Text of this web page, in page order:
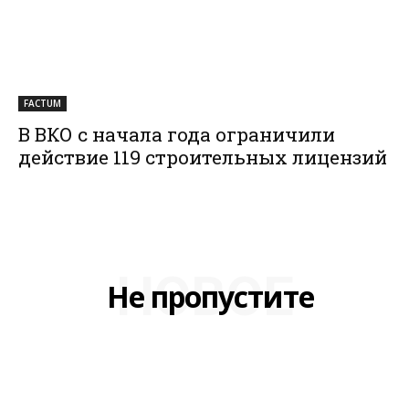
FACTUM
В ВКО с начала года ограничили
действие 119 строительных лицензий
Не пропустите
НОВОЕ